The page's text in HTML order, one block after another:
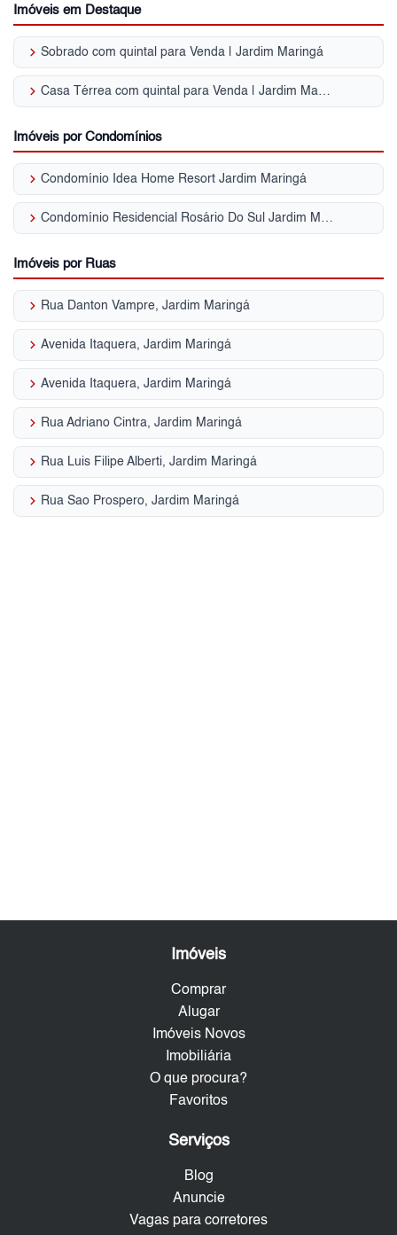
Imóveis em Destaque
keyboard_arrow_right Sobrado com quintal para Venda | Jardim Maringá
keyboard_arrow_right Casa Térrea com quintal para Venda | Jardim Maringá
Imóveis por Condomínios
keyboard_arrow_right Condomínio Idea Home Resort Jardim Maringá
keyboard_arrow_right Condomínio Residencial Rosário Do Sul Jardim Maringá
Imóveis por Ruas
keyboard_arrow_right Rua Danton Vampre, Jardim Maringá
keyboard_arrow_right Avenida Itaquera, Jardim Maringá
keyboard_arrow_right Avenida Itaquera, Jardim Maringá
keyboard_arrow_right Rua Adriano Cintra, Jardim Maringá
keyboard_arrow_right Rua Luis Filipe Alberti, Jardim Maringá
keyboard_arrow_right Rua Sao Prospero, Jardim Maringá
Imóveis
Comprar
Alugar
Imóveis Novos
Imobiliária
O que procura?
Favoritos
Serviços
Blog
Anuncie
Vagas para corretores